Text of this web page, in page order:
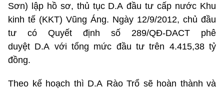
Sơn) lập hồ sơ, thủ tục D.A đầu tư cấp nước Khu
kinh tế (KKT) Vũng Áng. Ngày 12/9/2012, chủ đầu
tư có Quyết định số 289/QĐ-DACT phê
duyệt D.A với tổng mức đầu tư trên 4.415,38 tỷ
đồng.
Theo kế hoạch thì D.A Rào Trổ sẽ hoàn thành và